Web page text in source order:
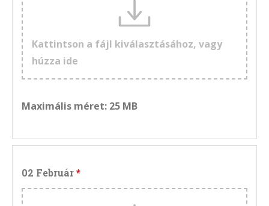
Kattintson a fájl kiválasztásához, vagy
húzza ide
Maximális méret: 25 MB
02 Február